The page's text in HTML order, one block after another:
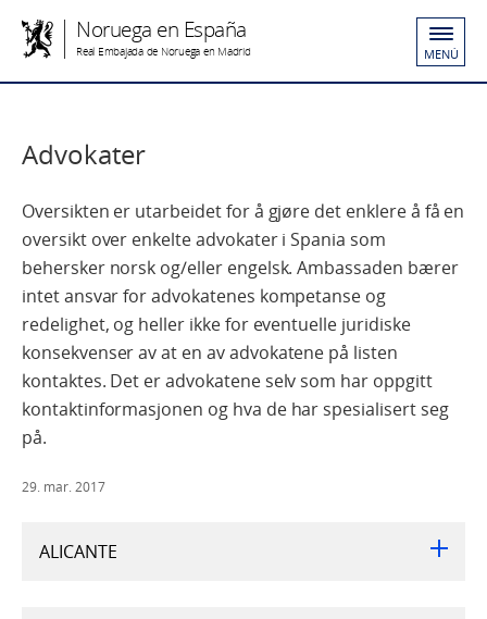
Noruega en España
Real Embajada de Noruega en Madrid MENÚ
Advokater
Oversikten er utarbeidet for å gjøre det enklere å få en
oversikt over enkelte advokater i Spania som
behersker norsk og/eller engelsk. Ambassaden bærer
intet ansvar for advokatenes kompetanse og
redelighet, og heller ikke for eventuelle juridiske
konsekvenser av at en av advokatene på listen
kontaktes. Det er advokatene selv som har oppgitt
kontaktinformasjonen og hva de har spesialisert seg
på.
29. mar. 2017
ALICANTE